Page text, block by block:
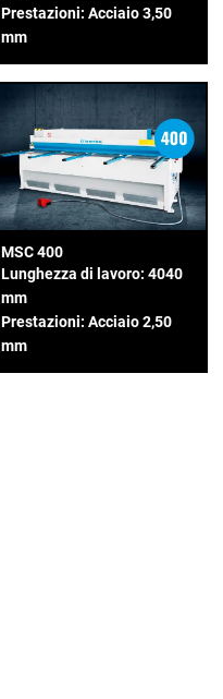
Prestazioni: Acciaio 3,50
mm
MSC 400
Lunghezza di lavoro: 4040
mm
Prestazioni: Acciaio 2,50
mm